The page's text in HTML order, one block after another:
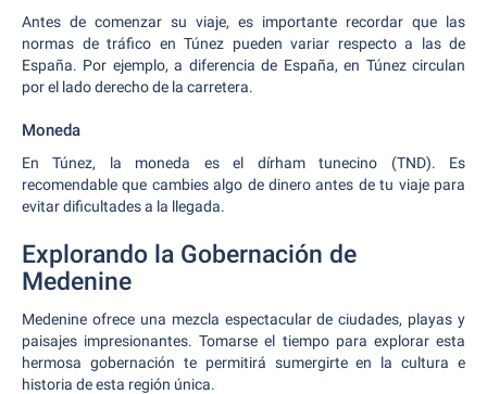
Antes de comenzar su viaje, es importante recordar que las
normas de tráfico en Túnez pueden variar respecto a las de
España. Por ejemplo, a diferencia de España, en Túnez circulan
por el lado derecho de la carretera.
Moneda
En Túnez, la moneda es el dírham tunecino (TND). Es
recomendable que cambies algo de dinero antes de tu viaje para
evitar dificultades a la llegada.
Explorando la Gobernación de
Medenine
Medenine ofrece una mezcla espectacular de ciudades, playas y
paisajes impresionantes. Tomarse el tiempo para explorar esta
hermosa gobernación te permitirá sumergirte en la cultura e
historia de esta región única.